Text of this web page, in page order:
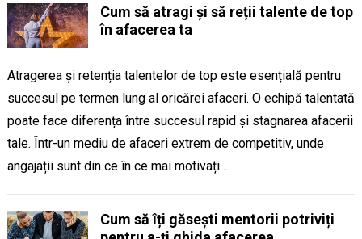
Cum să atragi și să reții talente de top
în afacerea ta
Atragerea și retenția talentelor de top este esențială pentru
succesul pe termen lung al oricărei afaceri. O echipă talentată
poate face diferența între succesul rapid și stagnarea afacerii
tale. Într-un mediu de afaceri extrem de competitiv, unde
angajații sunt din ce în ce mai motivați…
Cum să îți găsești mentorii potriviți